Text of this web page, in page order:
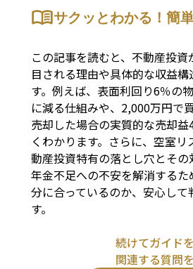
サクッとわかる！簡
この記事を読むと、不動産投
目される理由や具体的な収益
す。例えば、表面利回り6％の
に減る仕組みや、2,000万円で
売却した場合の実質的な売却
くわかります。さらに、空室
動産投資特有の落とし穴とそ
年金不足への不安を解消する
分に合っているのか、安心し
す。
続けてガイド
関連する質問